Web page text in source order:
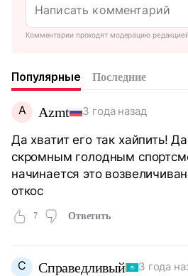
Комментарии проходят модерацию редакцией
Популярные Последние
A Azmt 3 года назад
Да хватит его так хайпить!
скромным голодным
начинается это
откос
7 Ответить
С Справедливый 3 года